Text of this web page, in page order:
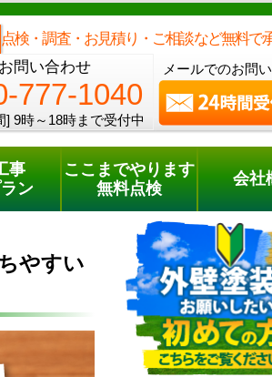
点検・調査・お見積り・ご相談など無料で
問い合わせ
777-1040
] 9時～18時まで受付中
メールでのお問
話でのご相談 [9時～18時まで受付中]
0800-777-1040
事
ン
ここまでやります
無料点検
会社
やすい